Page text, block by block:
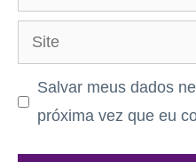
mail
Site
Salvar meus dados
próxima vez que eu